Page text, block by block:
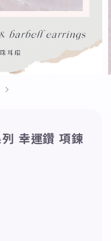
幸運鑽 項鍊